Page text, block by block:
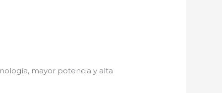
mayor potencia y alta